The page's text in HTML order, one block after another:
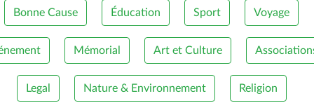
Bonne Cause Éducation Sport Voyage
Mémorial Art et Culture
Legal Nature & Environnement Religion